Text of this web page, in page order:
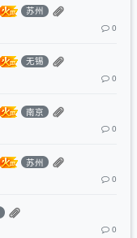
苏州
0
无锡
0
南京
0
苏州
0
0